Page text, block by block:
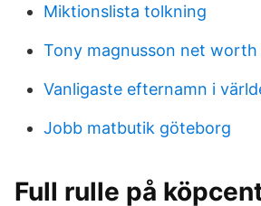
Miktionslista tolkning
Tony magnusson net worth
Vanligaste efternamn i
Jobb matbutik göteborg
Full rulle på